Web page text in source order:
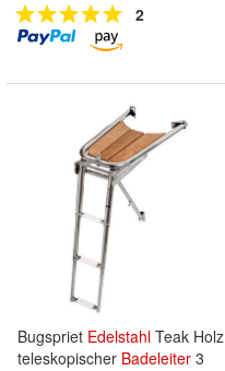
2
Bugspriet Edelstahl Teak Holz
teleskopischer Badeleiter 3